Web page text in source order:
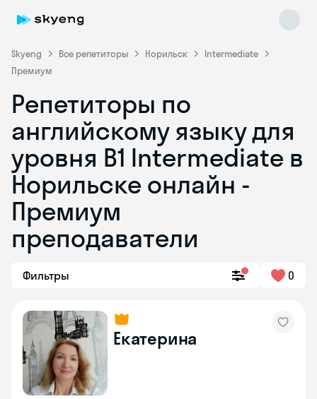
Skyeng Все репетиторы Норильск
Intermediate
Премиум
Репетиторы по
английскому языку для
уровня B1 Intermediate в
Норильске онлайн -
Премиум
преподаватели
Фильтры 0
Екатерина
Skyeng Chat